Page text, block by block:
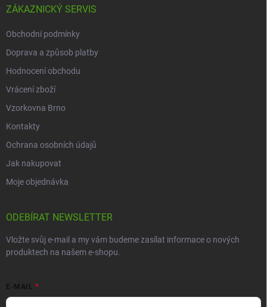
ZÁKAZNICKÝ SERVIS
Obchodní podmínky
Doprava a způsob platby
Hodnocení obchodu
Vrácení zboží
Vzorkovna Brno
Kontakty
Ochrana osobních údajů
Jak nakupovat
Moje objednávka
ODEBÍRAT NEWSLETTER
Vložte svůj e-mail a my vám budeme zasílat informace o nových
produktech na našem e-shopu.
E-MAIL